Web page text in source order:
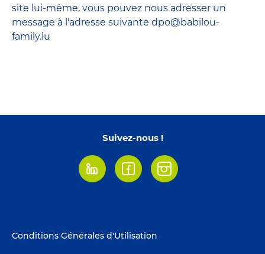
site lui-même, vous pouvez nous adresser un
message à l'adresse suivante dpo@babilou-
family.lu
Suivez-nous !
LinkedinFacebookInstagram
Footer
Conditions Générales d'Utilisation